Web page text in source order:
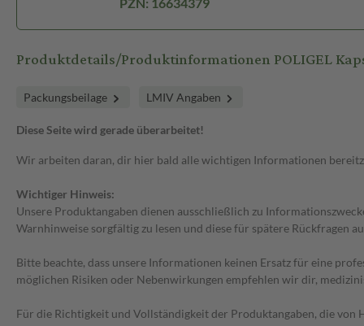
Produktdetails/Produktinformationen POLIGEL
Packungsbeilage LMIV Angaben
Diese Seite wird gerade überarbeitet!
Wir arbeiten daran, dir hier bald alle wichtigen Informationen
Wichtiger Hinweis:
Unsere Produktangaben dienen ausschließlich zu
Warnhinweise sorgfältig zu lesen und diese für spätere Rückfragen
Bitte beachte, dass unsere Informationen keinen Ersatz für eine
möglichen Risiken oder Nebenwirkungen empfehlen wir dir,
Für die Richtigkeit und Vollständigkeit der Produktangaben, die